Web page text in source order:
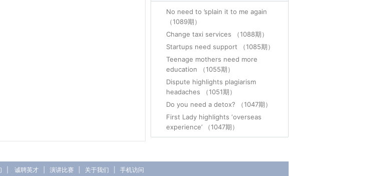
No need to ’splain it to me again
（1089期）
Change taxi services （1088期）
Startups need support （1085期）
Teenage mothers need more
education （1055期）
Dispute highlights plagiarism
headaches （1051期）
Do you need a detox? （1047期）
First Lady highlights ‘overseas
experience’ （1047期）
诚聘英才| 演讲比赛| 关于我们 手机访问